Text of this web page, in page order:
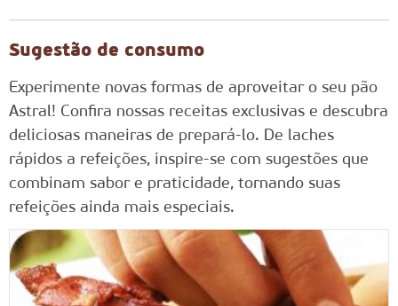
Sugestão de consumo
Experimente novas formas de aproveitar o seu pão
Astral! Confira nossas receitas exclusivas e descubra
deliciosas maneiras de prepará-lo. De laches
rápidos a refeições, inspire-se com sugestões que
combinam sabor e praticidade, tornando suas
refeições ainda mais especiais.